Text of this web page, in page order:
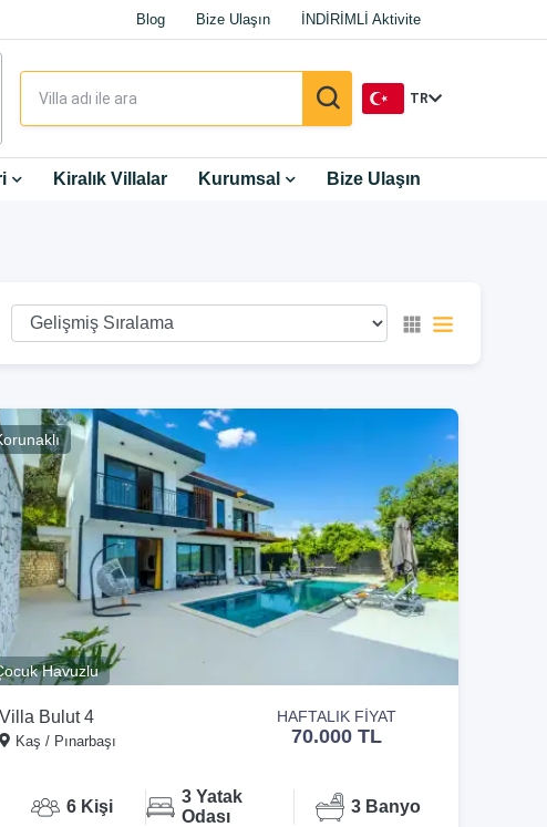
Blog Bize Ulaşın İNDİRİMLİ Aktivite
TR
RU
Kiralık Villalar Kurumsal Bize Ulaşın
Havuzlu
Villa Bulut 4
Kaş / Pınarbaşı
HAFTALIK FİYAT
70.000 TL
6 Kişi
3 Yatak
Odası
3 Banyo